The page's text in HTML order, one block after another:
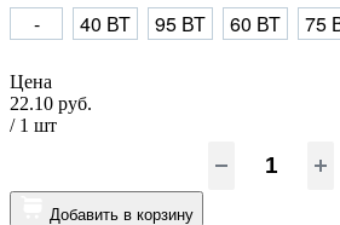
- 40 ВТ 95 ВТ 60 ВТ 75
Цена
22.10 руб.
/ 1 шт
Добавить в корзину